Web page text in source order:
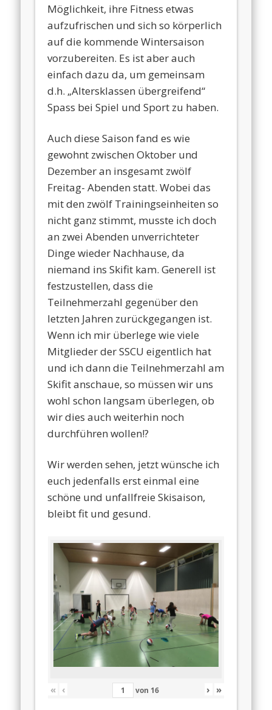
Möglichkeit, ihre Fitness etwas
aufzufrischen und sich so körperlich
auf die kommende Wintersaison
vorzubereiten. Es ist aber auch
einfach dazu da, um gemeinsam
d.h. „Altersklassen übergreifend“
Spass bei Spiel und Sport zu haben.
Auch diese Saison fand es wie
gewohnt zwischen Oktober und
Dezember an insgesamt zwölf
Freitag- Abenden statt. Wobei das
mit den zwölf Trainingseinheiten so
nicht ganz stimmt, musste ich doch
an zwei Abenden unverrichteter
Dinge wieder Nachhause, da
niemand ins Skifit kam. Generell ist
festzustellen, dass die
Teilnehmerzahl gegenüber den
letzten Jahren zurückgegangen ist.
Wenn ich mir überlege wie viele
Mitglieder der SSCU eigentlich hat
und ich dann die Teilnehmerzahl am
Skifit anschaue, so müssen wir uns
wohl schon langsam überlegen, ob
wir dies auch weiterhin noch
durchführen wollen!?
Wir werden sehen, jetzt wünsche ich
euch jedenfalls erst einmal eine
schöne und unfallfreie Skisaison,
bleibt fit und gesund.
« ‹ von 16 › »